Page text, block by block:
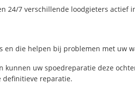
24/7 verschillende loodgieters actief
die helpen bij problemen met uw
uw spoedreparatie deze
definitieve reparatie.